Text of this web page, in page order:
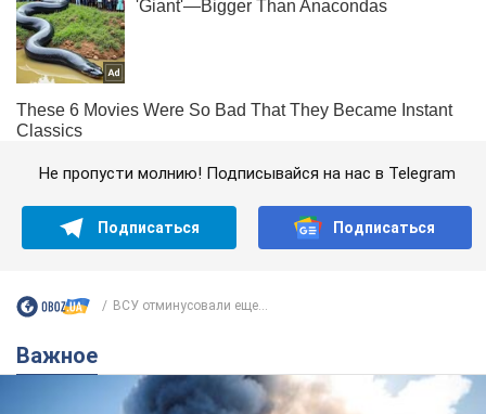
Не пропусти молнию! Подписывайся на нас в Telegram
Подписаться Подписаться
ВСУ отминусовали еще...
Важное